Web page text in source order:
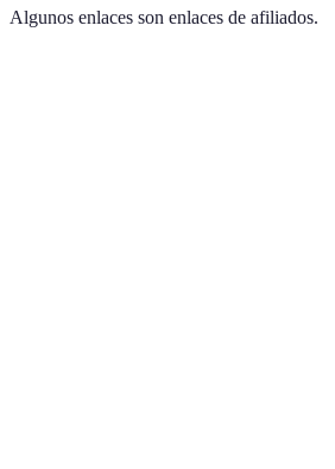
Algunos enlaces son enlaces de afiliados.